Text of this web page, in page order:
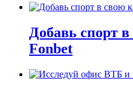
Добавь спорт
Fonbet